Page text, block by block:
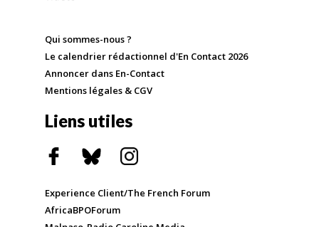
Qui sommes-nous ?
Le calendrier rédactionnel d'En Contact 2026
Annoncer dans En-Contact
Mentions légales & CGV
Liens utiles
Experience Client/The French Forum
AfricaBPOForum